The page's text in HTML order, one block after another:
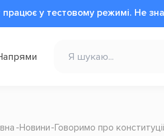
працює у тестовому режимі. Не
Новини Говоримо про